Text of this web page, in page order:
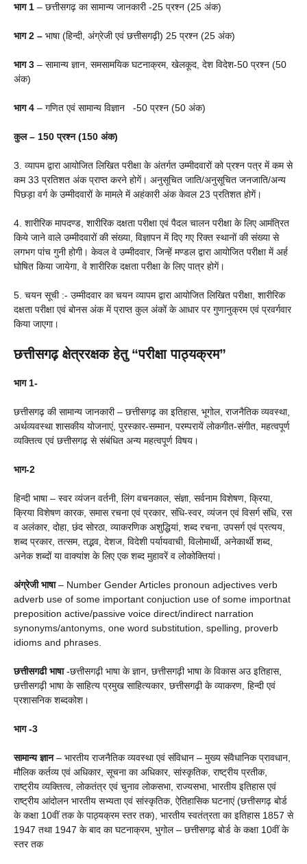
भाग 1 – छत्तीसगढ़ का सामान्य जानकारी -25 प्रश्न (25 अंक)
भाग 2 – भाषा (हिन्दी, अंग्रेजी एवं छत्तीसगढ़ी) 25 प्रश्न (25 अंक)
भाग 3 – सामान्य ज्ञान, समसामयिक घटनाक्रम, खेलकूद, देश विदेश-50 प्रश्न (50
अंक)
भाग 4 – गणित एवं सामान्य विज्ञान -50 प्रश्न (50 अंक)
कुल – 150 प्रश्न (150 अंक)
3. व्यापम द्वारा आयोजित लिखित परीक्षा के अंतर्गत उम्मीदवारों को प्रश्न पत्र में कम से
कम 33 प्रतिशत अंक प्राप्त करने होगें। अनुसूचित जाति/अनुसूचित जनजाति/अन्य
पिछड़ा वर्ग के उम्मीदवारों के मामले में अहंकारी अंक केवल 23 प्रतिशत होगें।
4. शारीरिक मापदण्ड, शारीरिक दक्षता परीक्षा एवं पैदल चालन परीक्षा के लिए आमंत्रित
किये जाने वाले उम्मीदवारों की संख्या, विज्ञापन में दिए गए रिक्त स्थानों की संख्या से
लगभग पांच गुनी होगी। केवल वे उम्मीदवार, जिन्हें मण्डल द्वारा आयोजित परीक्षा में अर्ह
घोषित किया जायेगा, वे शारीरिक दक्षता परीक्षा के लिए पात्र होगें।
5. चयन सूची :- उम्मीदवार का चयन व्यापम द्वारा आयोजित लिखित परीक्षा, शारीरिक
दक्षता परीक्षा एवं बोनस अंक में प्राप्त कुल अंकों के आधार पर गुणानुक्रम एवं प्रवर्गवार
किया जाएगा।
छत्तीसगढ़ क्षेत्ररक्षक हेतु “परीक्षा पाठ्यक्रम”
भाग 1-
छत्तीसगढ़ की सामान्य जानकारी – छत्तीसगढ़ का इतिहास, भूगोल, राजनैतिक व्यवस्था,
अर्थव्यवस्था शासकीय योजनाएं, पुरस्कार-सम्मान, परम्परायें लोकगीत-संगीत, महत्वपूर्ण
व्यक्तित्व एवं छत्तीसगढ़ से संबंधित अन्य महत्वपूर्ण विषय।
भाग-2
हिन्दी भाषा – स्वर व्यंजन वर्तनी, लिंग वचनकाल, संज्ञा, सर्वनाम विशेषण, क्रिया,
क्रिया विशेषण कारक, समास रचना एवं प्रकार, संधि-स्वर, व्यंजन एवं विसर्ग संधि, रस
व अलंकार, दोहा, छंद सोरठा, व्याकरणिक अशुद्धियां, शब्द रचना, उपसर्ग एवं प्रत्यय,
शब्द प्रकार, तत्सम, तद्भव, देशज, विदेशी पर्यायवाची, विलोमार्थी, अनेकार्थी शब्द,
अनेक शब्दों या वाक्यांश के लिए एक शब्द मुहावरें व लोकोक्तियां।
अंग्रेजी भाषा– Number Gender Articles pronoun adjectives verb
adverb use of some important conjuction use of some importnat
preposition active/passive voice direct/indirect narration
synonyms/antonyms, one word substitution, spelling, proverb
idioms and phrases.
छत्तीसगढी भाषा-छत्तीसगढ़ी भाषा के ज्ञान, छत्तीसगढ़ी भाषा के विकास अउ इतिहास,
छत्तीसगढ़ी भाषा के साहित्य प्रमुख साहित्यकार, छत्तीसगढ़ी के व्याकरण, हिन्दी एवं
प्रशासनिक शब्दकोश।
भाग -3
सामान्य ज्ञान– भारतीय राजनैतिक व्यवस्था एवं संविधान – मुख्य संवैधानिक प्रावधान,
मौलिक कर्तव्य एवं अधिकार, सूचना का अधिकार, सांस्कृतिक, राष्ट्रीय प्रतीक,
राष्ट्रीय व्यक्तित्व, लोकतंत्र एवं चुनाव लोकसभा, राज्यसभा, भारतीय इतिहास एवं
राष्ट्रीय आंदोलन भारतीय सभ्यता एवं सांस्कृतिक, ऐतिहासिक घटनाएं (छत्तीसगढ़ बोर्ड
के कक्षा 10वीं तक के पाठ्यक्रम स्तर तक), भारतीय स्वतंत्रता का इतिहास 1857 से
1947 तथा 1947 के बाद का घटनाक्रम, भुगोल – छत्तीसगढ़ बोर्ड के कक्षा 10वीं के
स्तर तक